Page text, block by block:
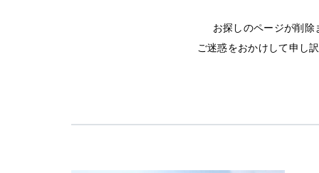
お探しのページが削
ご迷惑をおかけして申し